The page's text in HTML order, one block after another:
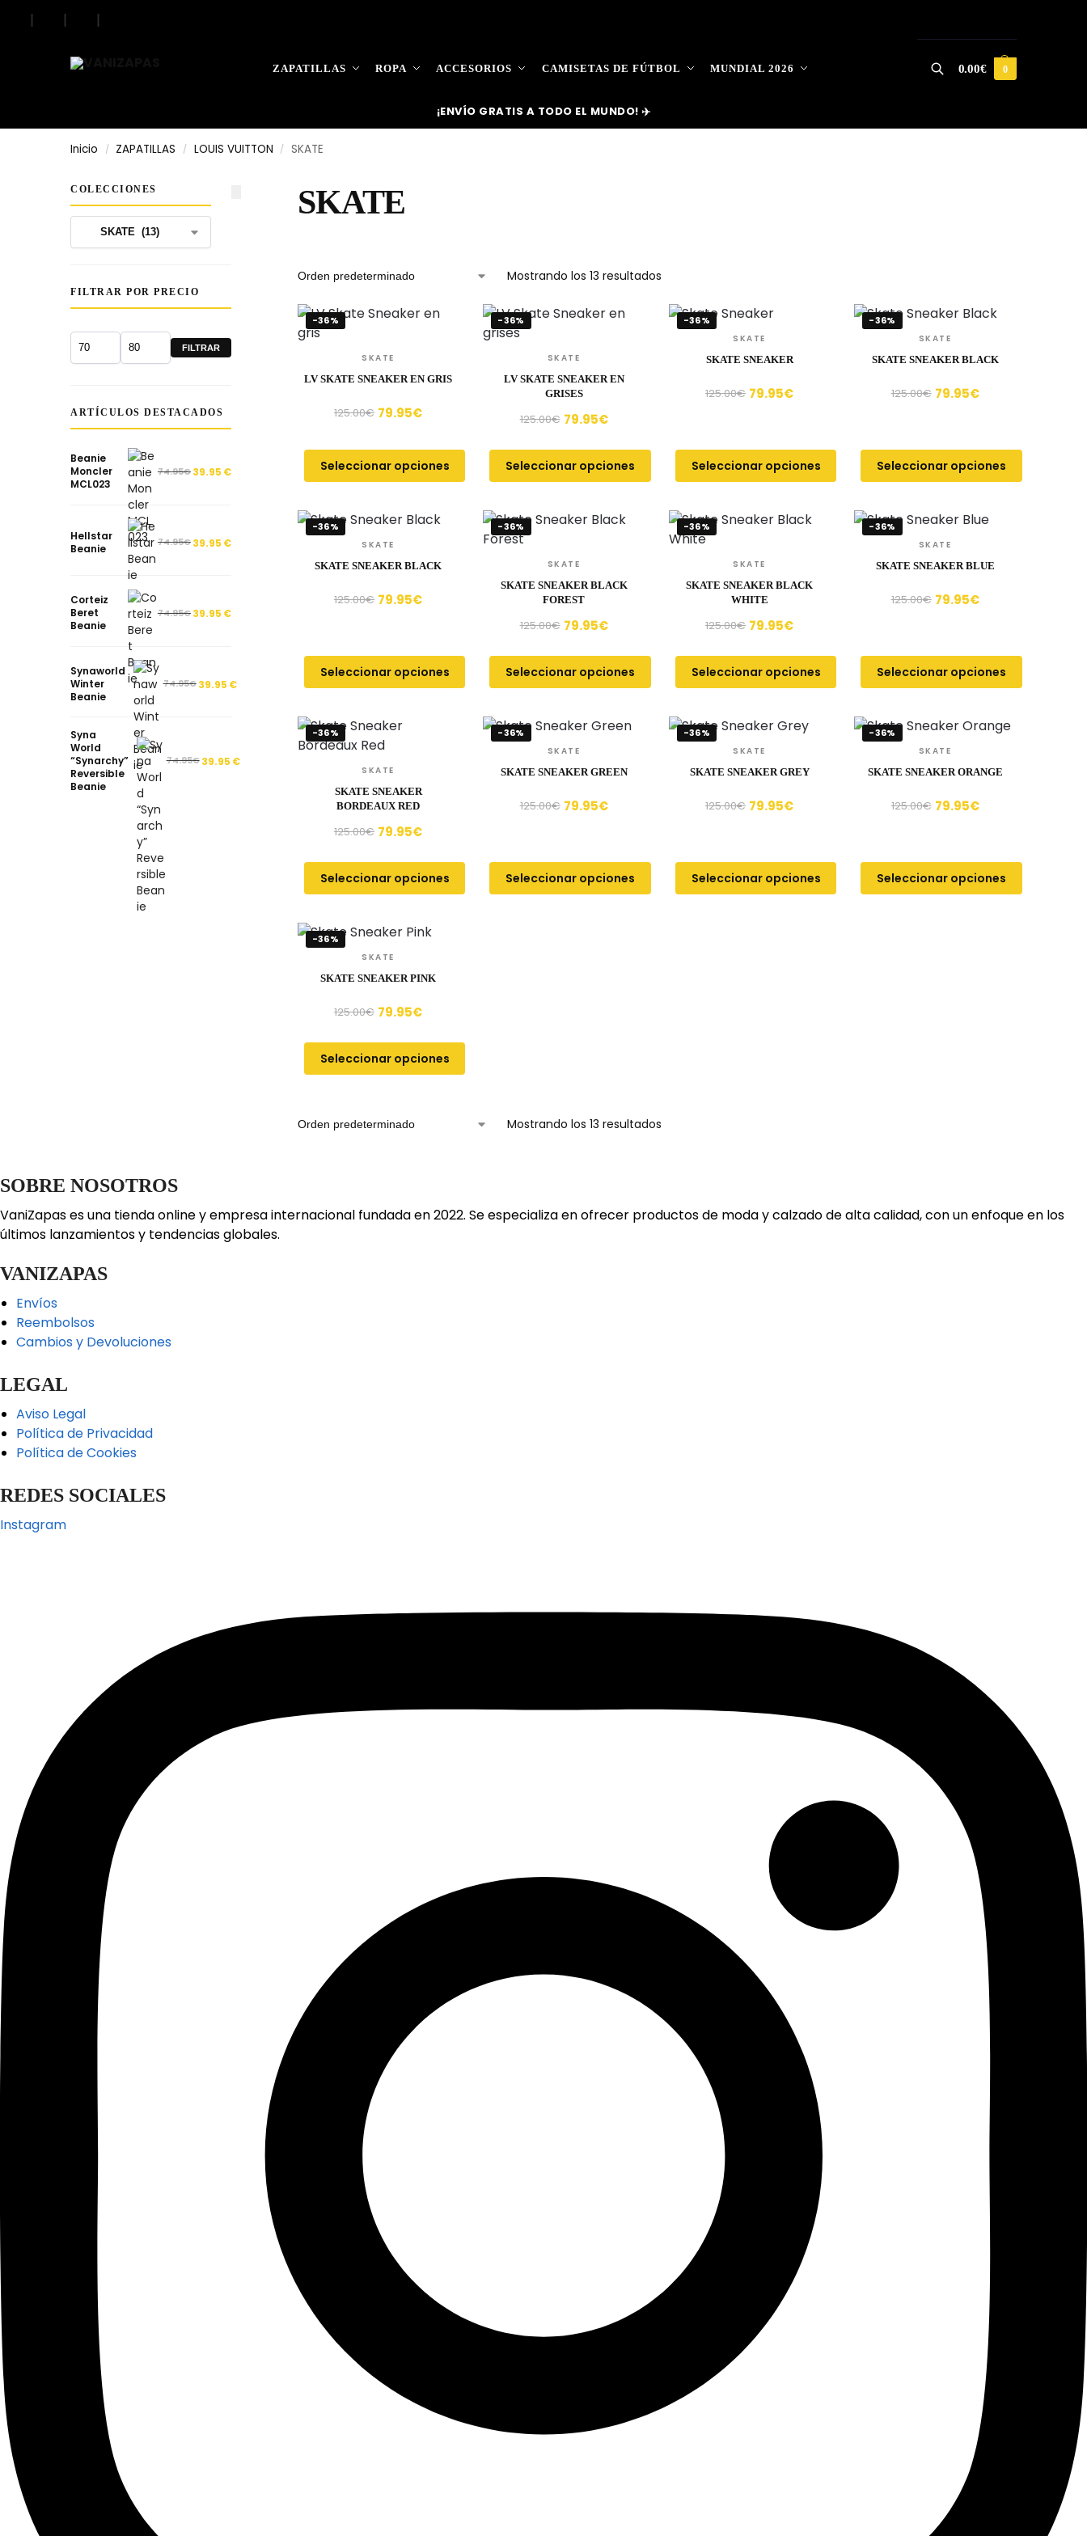
| | |
ZAPATILLAS ROPA ACCESORIOS CAMISETAS DE FÚTBOL MUNDIAL 2026 0.00€ 0
¡ENVÍO GRATIS A TODO EL MUNDO! ✈️
Inicio / ZAPATILLAS / LOUIS VUITTON / SKATE
SKATE
Mostrando los 13 resultados
-36%
SKATE
LV SKATE SNEAKER EN GRIS
125.00€ 79.95€
Seleccionar opciones
-36%
SKATE
LV SKATE SNEAKER EN
GRISES
125.00€ 79.95€
Seleccionar opciones
-36%
SKATE
SKATE SNEAKER
125.00€ 79.95€
Seleccionar opciones
-36%
SKATE
SKATE SNEAKER BLACK
125.00€ 79.95€
Seleccionar opciones
-36%
SKATE
SKATE SNEAKER BLACK
125.00€ 79.95€
Seleccionar opciones
-36%
SKATE
SKATE SNEAKER BLACK
FOREST
125.00€ 79.95€
Seleccionar opciones
-36%
SKATE
SKATE SNEAKER BLACK
WHITE
125.00€ 79.95€
Seleccionar opciones
-36%
SKATE
SKATE SNEAKER BLUE
125.00€ 79.95€
Seleccionar opciones
-36%
SKATE
SKATE SNEAKER
BORDEAUX RED
125.00€ 79.95€
Seleccionar opciones
-36%
SKATE
SKATE SNEAKER GREEN
125.00€ 79.95€
Seleccionar opciones
-36%
SKATE
SKATE SNEAKER GREY
125.00€ 79.95€
Seleccionar opciones
-36%
SKATE
SKATE SNEAKER ORANGE
125.00€ 79.95€
Seleccionar opciones
-36%
SKATE
SKATE SNEAKER PINK
125.00€ 79.95€
Seleccionar opciones
Mostrando los 13 resultados
COLECCIONES
FILTRAR POR PRECIO
FILTRAR
ARTÍCULOS DESTACADOS
Beanie
Moncler
MCL023
74.95€39.95 €
Hellstar
Beanie
74.95€39.95 €
Corteiz
Beret
Beanie
74.95€39.95 €
Synaworld
Winter
Beanie
74.95€ 39.95 €
Syna
World
“Synarchy”
Reversible
Beanie
74.95€ 39.95 €
SOBRE NOSOTROS
VaniZapas es una tienda online y empresa internacional fundada en 2022. Se especializa en ofrecer productos de moda y calzado de alta calidad, con un enfoque en los
últimos lanzamientos y tendencias globales.
VANIZAPAS
Envíos
Reembolsos
Cambios y Devoluciones
LEGAL
Aviso Legal
Política de Privacidad
Política de Cookies
REDES SOCIALES
Instagram